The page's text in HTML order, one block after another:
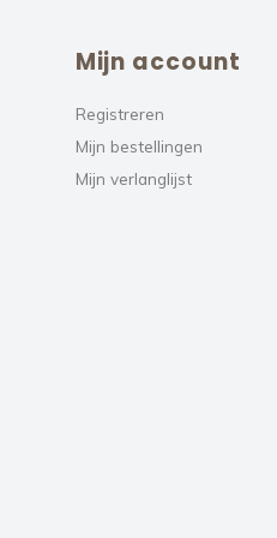
Mijn account
Registreren
Mijn bestellingen
Mijn verlanglijst